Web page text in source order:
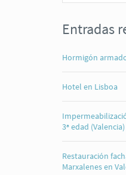
Entradas
Hormigón
Hotel en Lisboa
3ª edad (Valencia)
Restauración
Marxalenes en